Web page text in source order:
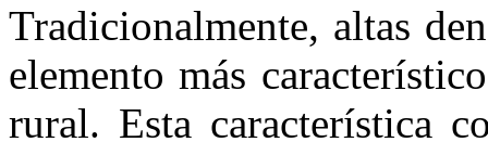
Tradicionalmente, altas
elemento más
rural. Esta característica